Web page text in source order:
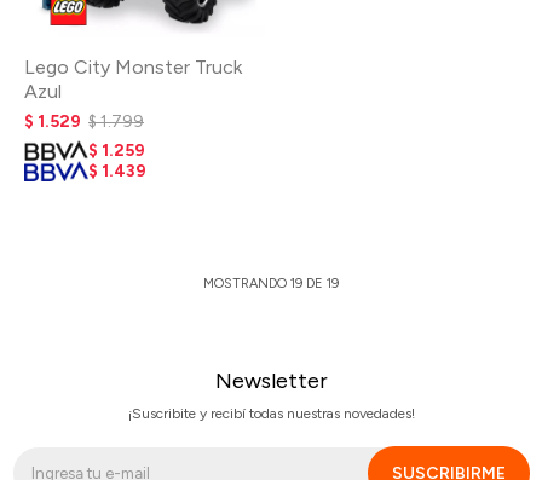
Lego City Monster Truck
Azul
$ 1.529 $1.799
$ 1.259
$ 1.439
MOSTRANDO 19 DE 19
Newsletter
¡Suscribite y recibí todas nuestras novedades!
SUSCRIBIRME